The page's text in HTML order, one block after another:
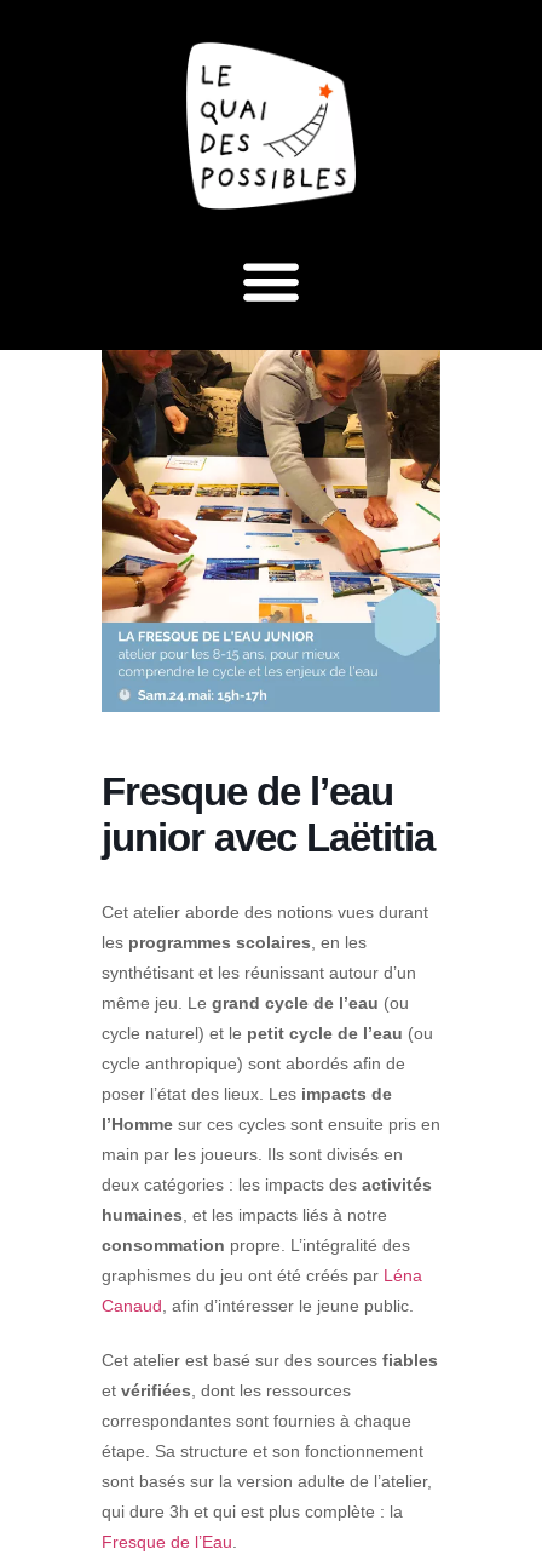
Fresque de l’eau
junior avec Laëtitia
Cet atelier aborde des notions vues durant
les programmes scolaires , en les
synthétisant et les réunissant autour d’un
même jeu. Le grand cycle de l’eau (ou
cycle naturel) et le petit cycle de l’eau (ou
cycle anthropique) sont abordés afin de
poser l’état des lieux. Les impacts de
l’Homme sur ces cycles sont ensuite pris en
main par les joueurs. Ils sont divisés en
deux catégories : les impacts des activités
humaines , et les impacts liés à notre
consommation propre. L’intégralité des
graphismes du jeu ont été créés par Léna
Canaud , afin d’intéresser le jeune public.
Cet atelier est basé sur des sources fiables
et vérifiées , dont les ressources
correspondantes sont fournies à chaque
étape. Sa structure et son fonctionnement
sont basés sur la version adulte de l’atelier,
qui dure 3h et qui est plus complète : la
Fresque de l’Eau